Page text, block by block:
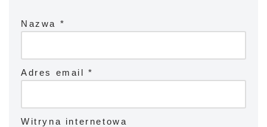
Nazwa *
Adres email*
Witryna internetowa